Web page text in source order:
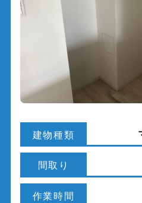
建物種類
間取り
作業時間